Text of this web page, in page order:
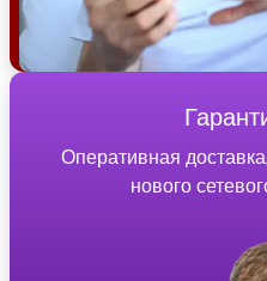
Оперативная
нового